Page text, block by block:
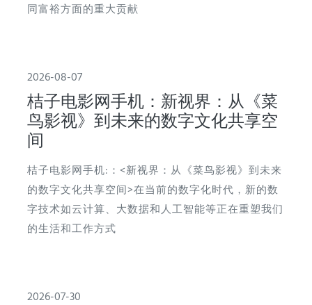
同富裕方面的重大贡献
2026-08-07
桔子电影网手机：新视界：从《菜
鸟影视》到未来的数字文化共享空
间
桔子电影网手机:：<新视界：从《菜鸟影视》到未来
的数字文化共享空间>在当前的数字化时代，新的数
字技术如云计算、大数据和人工智能等正在重塑我们
的生活和工作方式
2026-07-30